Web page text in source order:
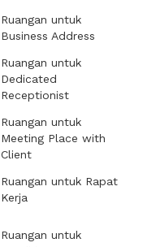
Ruangan untuk
Business Address
Ruangan untuk
Dedicated
Receptionist
Ruangan untuk
Meeting Place with
Client
Ruangan untuk Rapat
Kerja
Ruangan untuk